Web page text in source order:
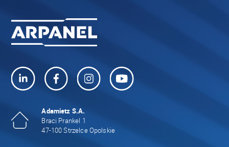
Adamietz S.A.
Braci Prankel 1
47-100 Strzelce Opolskie